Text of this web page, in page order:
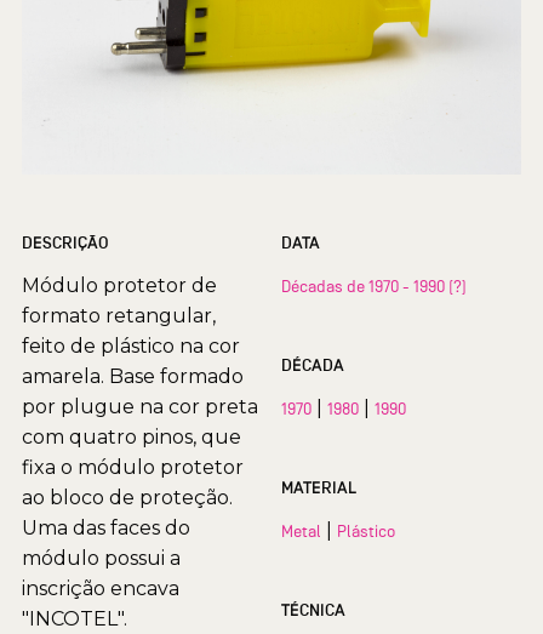
DESCRIÇÃO
Módulo protetor de
formato retangular,
feito de plástico na cor
amarela. Base formado
por plugue na cor preta
com quatro pinos, que
fixa o módulo protetor
ao bloco de proteção.
Uma das faces do
módulo possui a
inscrição encava
"INCOTEL".
DATA
Décadas de 1970 - 1990 (?)
DÉCADA
1970 1980 1990
MATERIAL
Metal Plástico
TÉCNICA